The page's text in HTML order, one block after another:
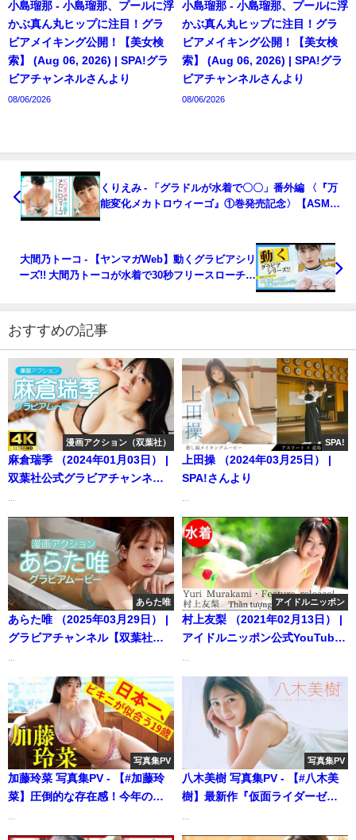
小島瑠那 - 小島瑠那、プールに浮
かぶ真ん丸ヒップに注目！グラ
ビアメイキング公開！【美女検
索】 (Aug 06, 2026) | SPA!グラ
ビアチャンネルさんより
08/06/2026
小島瑠那 - 小島瑠那、プールに浮
かぶ真ん丸ヒップに注目！グラ
ビアメイキング公開！【美女検
索】 (Aug 06, 2026) | SPA!グラ
ビアチャンネルさんより
08/06/2026
くりえみ - 「グラドルが水着で〇〇」番外編 〈『万
能変化メカトロウィーゴ』①巻発売記念〉【ASMR
大間乃トーコ - 【ヤンマガWeb】動くグラビアシリ
ーズ!! 大間乃トーコが水着で30秒フリースローチャ
おすすめの記事
漫画アクション（双葉社）
麻倉瑞季 （2024年01月03日） |
双葉社公式グラビアチャンネル
SPA!
上田操 （2024年03月25日） |
SPA!さんより
あらた唯
あらた唯 （2025年03月29日） |
グラビアチャンネル【双葉社公
アイドルニッポン
村上友梨 （2021年02月13日） |
アイドルニッポン公式YouTube
写真集PV
加藤玲菜 写真集PV - 【#加藤玲
菜】圧倒的な存在感！今年の主
真集『日本一、ビキニが似合う
...
写真集PV
八木美樹 写真集PV - 【#八木美
樹】最新作『仮面ライダーゼッ
――デジタル写真集『夏の寄り
...